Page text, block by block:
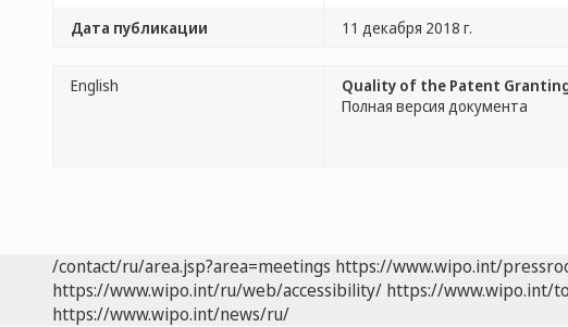
Дата публикации
11 декабря 2018 г.
English
Quality of the Patent
Полная версия документа
/contact/ru/area.jsp?area=meetings https://www.wipo.int/
https://www.wipo.int/ru/web/accessibility/ https://www.wipo.int/
https://www.wipo.int/news/ru/